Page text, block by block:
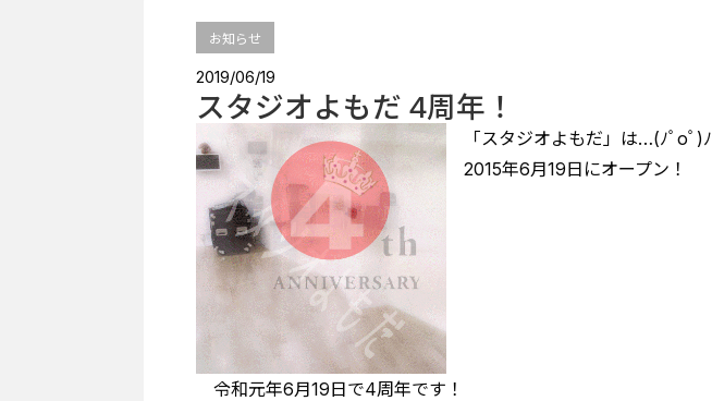
お知らせ
2019/06/19
スタジオよもだ 4周年！
「スタジオよもだ」は…(ﾉﾟοﾟ)ﾉ
2015年6月19日にオープン！
令和元年6月19日で4周年です！